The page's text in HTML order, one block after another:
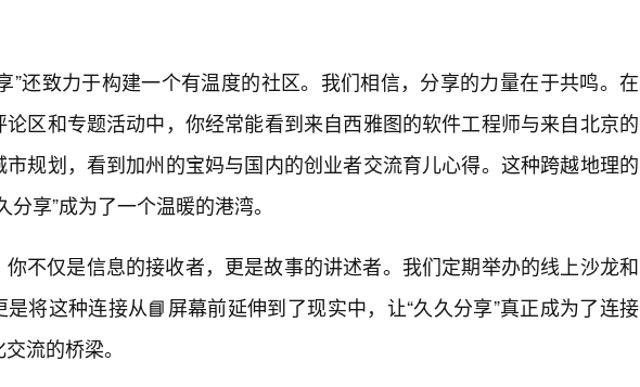
”还致力于构建一个有温度的社区。我们相信，分享的力量在于共鸣。在
论区和专题活动中，你经常能看到来自西雅图的软件工程师与来自北京的
市规划，看到加州的宝妈与国内的创业者交流育儿心得。这种跨越地理的
分享”成为了一个温暖的港湾。
你不仅是信息的接收者，更是故事的讲述者。我们定期举办的线上沙龙和
是将这种连接从📘屏幕前延伸到了现实中，让“久久分享”真正成为了连接
流的桥梁。